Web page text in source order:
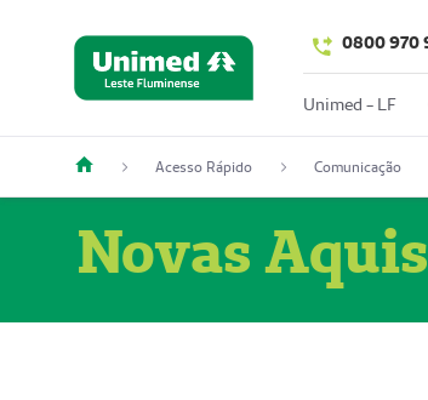
0800 970
Unimed - LF
Acesso Rápido Comunicação
Novas